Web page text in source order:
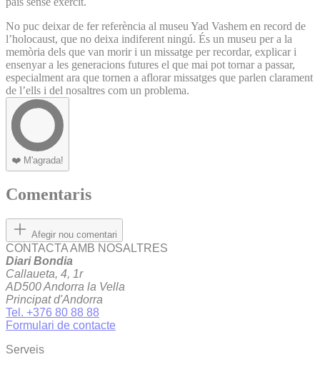
No puc deixar de fer referència al museu Yad Vashem en record de
l’holocaust, que no deixa indiferent ningú. És un museu per a la
memòria dels que van morir i un missatge per recordar, explicar i
ensenyar a les generacions futures el que mai pot tornar a passar,
especialment ara que tornen a aflorar missatges que parlen clarament
de l’ells i del nosaltres com un problema.
❤️ M'agrada!
Comentaris
Afegir nou comentari
CONTACTA AMB NOSALTRES
Diari Bondia
Callaueta, 4, 1r
AD500 Andorra la Vella
Principat d'Andorra
Tel. +376 80 88 88
Formulari de contacte
Serveis